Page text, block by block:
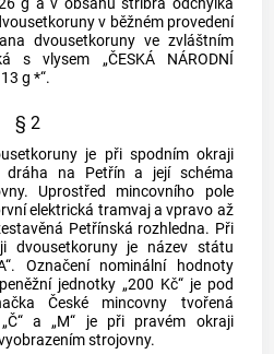
v běžném provedení
dvousetkoruny ve zvláštním
s vlysem „ČESKÁ NÁRODNÍ
g *“.
§ 2
je při spodním okraji
dráha na Petřín a její schéma
Uprostřed mincovního pole
elektrická tramvaj a vpravo až
Petřínská rozhledna. Při
dvousetkoruny je název státu
Označení nominální hodnoty
jednotky „200 Kč“ je pod
České mincovny tvořená
a „M“ je při pravém okraji
strojovny.